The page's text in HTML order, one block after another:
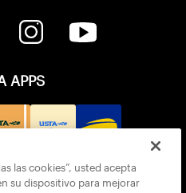
APPS
las cookies”, usted acepta
su dispositivo para mejorar